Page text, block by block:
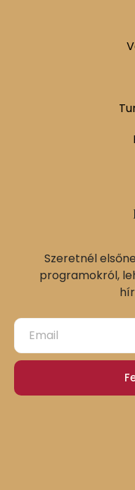
Szeretnél
programokról,